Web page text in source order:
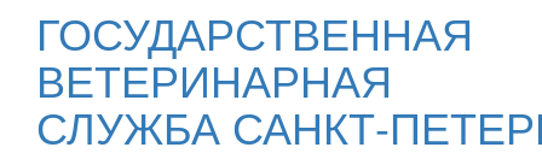
ГОСУДАРСТВЕННАЯ
ВЕТЕРИНАРНАЯ
СЛУЖБА САНКТ-